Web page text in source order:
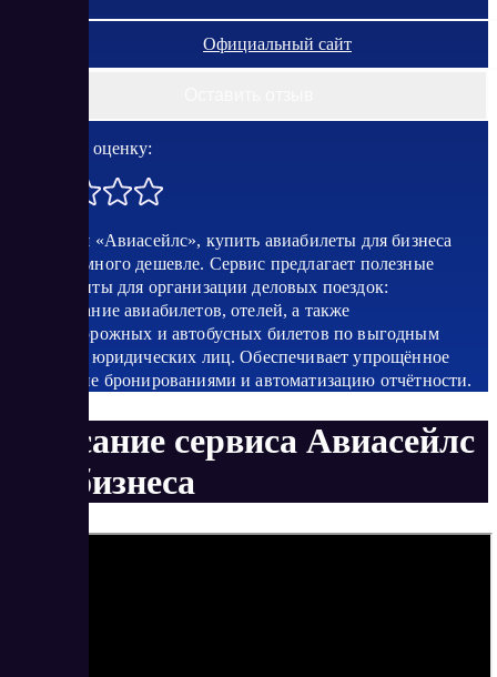
Официальный сайт
Поставить оценку:
Используя «Авиасейлс», купить авиабилеты для бизнеса
можно намного дешевле. Сервис предлагает полезные
инструменты для организации деловых поездок:
бронирование авиабилетов, отелей, а также
железнодорожных и автобусных билетов по выгодным
ценам для юридических лиц. Обеспечивает упрощённое
управление бронированиями и автоматизацию отчётности.
Описание сервиса Авиасейлс
для бизнеса